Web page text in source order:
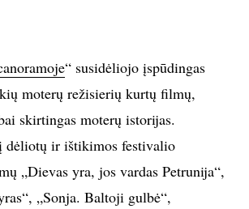
“ susidėliojo įspūdingas
moterų režisierių kurtų filmų,
skirtingas moterų istorijas.
dėliotų ir ištikimos festivalio
„Dievas yra, jos vardas Petrunija“,
„Sonja. Baltoji gulbė“,